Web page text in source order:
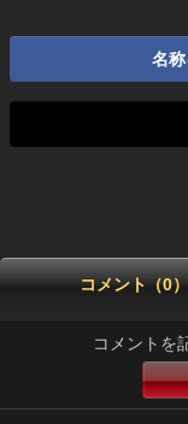
名
コメント（0
コメントを